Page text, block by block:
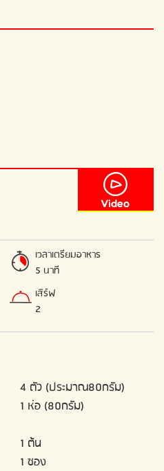
เวลาเตรียมอาหาร
5 นาที
เสิร์ฟ
2
4 ตัว (ประมาณ80กรัม)
1 ห่อ (80กรัม)
1 ต้น
1 ซอง